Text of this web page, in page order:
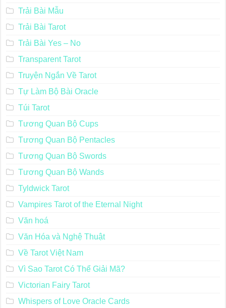
Trải Bài Mẫu
Trải Bài Tarot
Trải Bài Yes – No
Transparent Tarot
Truyện Ngắn Về Tarot
Tự Làm Bộ Bài Oracle
Túi Tarot
Tương Quan Bộ Cups
Tương Quan Bộ Pentacles
Tương Quan Bộ Swords
Tương Quan Bộ Wands
Tyldwick Tarot
Vampires Tarot of the Eternal Night
Văn hoá
Văn Hóa và Nghệ Thuật
Về Tarot Việt Nam
Vì Sao Tarot Có Thể Giải Mã?
Victorian Fairy Tarot
Whispers of Love Oracle Cards